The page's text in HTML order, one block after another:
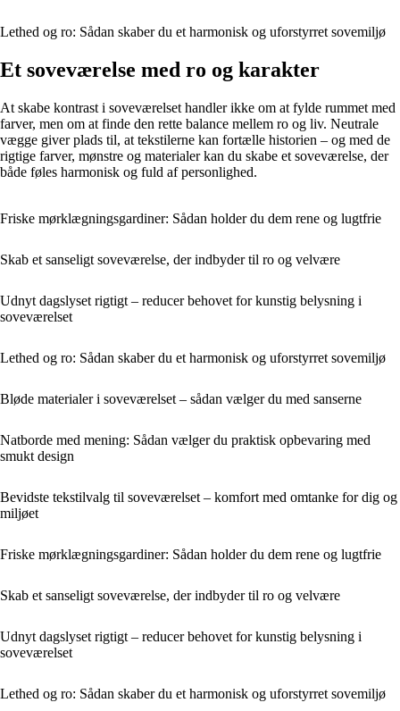
Lethed og ro: Sådan skaber du et harmonisk og uforstyrret sovemiljø
Et soveværelse med ro og karakter
At skabe kontrast i soveværelset handler ikke om at fylde rummet med
farver, men om at finde den rette balance mellem ro og liv. Neutrale
vægge giver plads til, at tekstilerne kan fortælle historien – og med de
rigtige farver, mønstre og materialer kan du skabe et soveværelse, der
både føles harmonisk og fuld af personlighed.
Friske mørklægningsgardiner: Sådan holder du dem rene og lugtfrie
Skab et sanseligt soveværelse, der indbyder til ro og velvære
Udnyt dagslyset rigtigt – reducer behovet for kunstig belysning i
soveværelset
Lethed og ro: Sådan skaber du et harmonisk og uforstyrret sovemiljø
Bløde materialer i soveværelset – sådan vælger du med sanserne
Natborde med mening: Sådan vælger du praktisk opbevaring med
smukt design
Bevidste tekstilvalg til soveværelset – komfort med omtanke for dig og
miljøet
Friske mørklægningsgardiner: Sådan holder du dem rene og lugtfrie
Skab et sanseligt soveværelse, der indbyder til ro og velvære
Udnyt dagslyset rigtigt – reducer behovet for kunstig belysning i
soveværelset
Lethed og ro: Sådan skaber du et harmonisk og uforstyrret sovemiljø